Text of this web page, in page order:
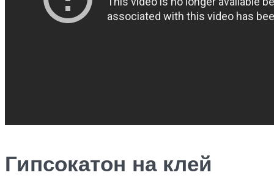
Гипсокатон на клей